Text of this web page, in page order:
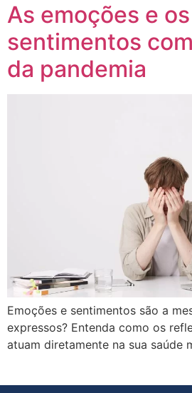
As emoções e os
sentimentos
da pandemia
Emoções e sentimentos são a
expressos? Entenda como os
atuam diretamente na sua saúde